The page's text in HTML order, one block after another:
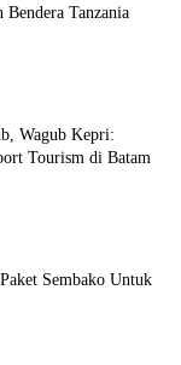
Tanzania
Wagub Kepri:
Tourism di Batam
Sembako Untuk